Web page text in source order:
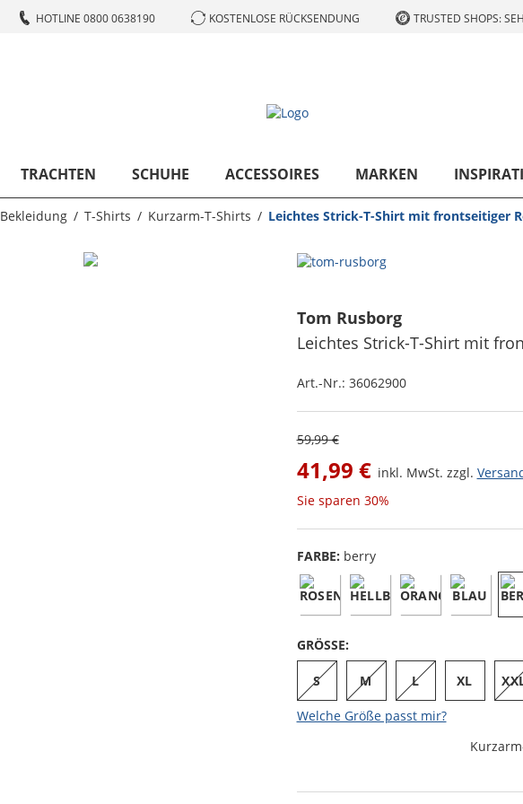
HOTLINE 0800 0638190 KOSTENLOSE RÜCKSENDUNG TRUSTED SHOPS:
TRACHTEN SCHUHE ACCESSOIRES MARKEN
Bekleidung T-Shirts Kurzarm-T-Shirts Leichtes Strick-T-Shirt mit frontseitiger
Tom Rusborg
Leichtes Strick-T-Shirt mit
Art.-Nr.: 36062900
59,99 €
41,99 € inkl. MwSt. zzgl.
Sie sparen 30%
FARBE: berry
GRÖSSE:
S M L XL
Welche Größe passt mir?